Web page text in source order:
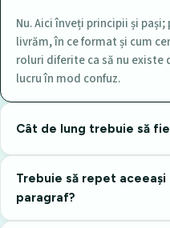
Nu. Aici înveți principii și
livrăm, în ce format și cum
roluri diferite ca să nu existe
lucru în mod confuz.
Cât de lung trebuie să
Trebuie să repet
paragraf?